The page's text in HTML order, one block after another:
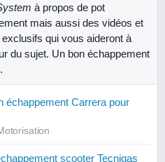
à propos de pot
mais aussi des vidéos et
qui vous aideront à
du sujet. Un bon échappement
échappement Carrera pour
scooter Tecnigas